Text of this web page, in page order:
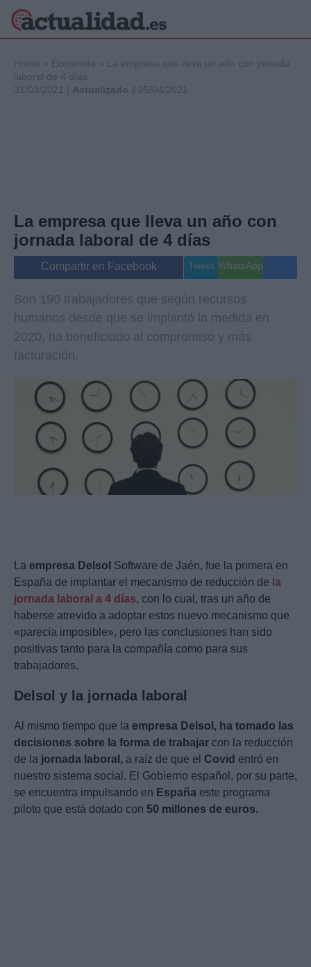
Internacional
Viajes
Gente
Musica
Home » Economía »
La empresa que lleva un año con jornada
laboral de 4 días
31/03/2021 | Actualizado il 05/04/2021
La empresa que lleva un año con
jornada laboral de 4 días
Compartir en Facebook Tweet WhatsApp
Son 190 trabajadores que según recursos
humanos desde que se implantó la medida en
2020, ha beneficiado al compromiso y más
facturación.
La empresa Delsol Software de Jaén, fue la primera en
España de implantar el mecanismo de reducción de l a
jornada laboral a 4 días, con lo cual, tras un año de
haberse atrevido a adoptar estos nuevo mecanismo que
«parecía imposible», pero las conclusiones han sido
positivas tanto para la compañía como para sus
trabajadores.
Delsol y la jornada laboral
Al mismo tiempo que la empresa Delsol, ha tomado las
decisiones sobre la forma de trabajar con la reducción
de la jornada laboral, a raíz de que el Covid entró en
nuestro sistema social. El Gobierno español, por su parte,
se encuentra impulsando en España este programa
piloto que está dotado con 50 millones de euros.